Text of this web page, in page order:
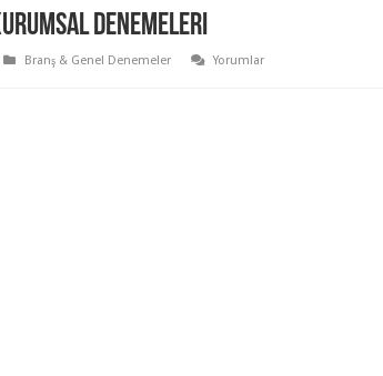
Denemeleri
Branş & Genel Denemeler
Yorumlar